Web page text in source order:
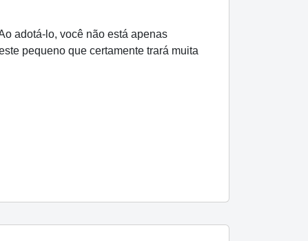
adotá-lo, você não está apenas
pequeno que certamente trará muita